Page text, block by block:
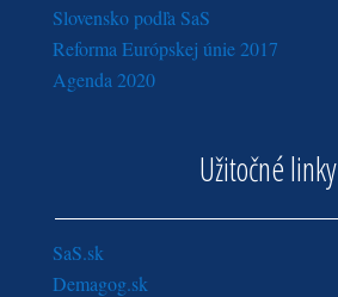
Slovensko podľa SaS
Reforma Európskej únie 2017
Agenda 2020
Užitočné linky
SaS.sk
Demagog.sk